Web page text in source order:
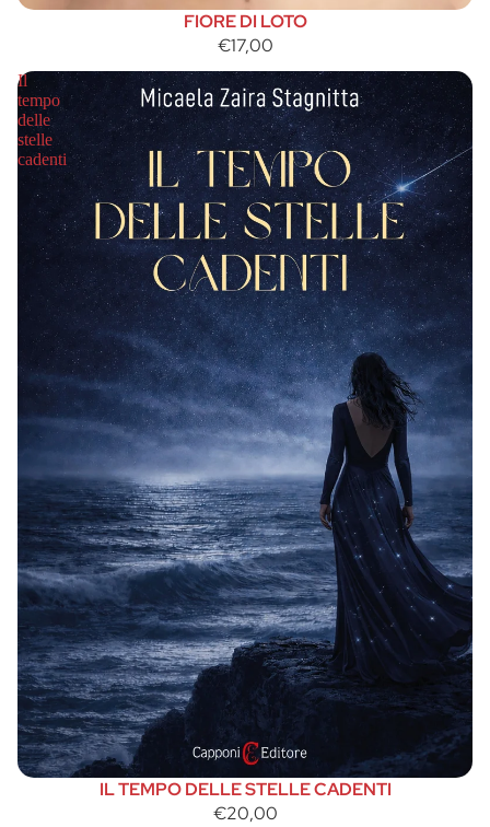
FIORE DI LOTO
€17,00
Il
tempo
delle
stelle
cadenti
IL TEMPO DELLE STELLE CADENTI
€20,00